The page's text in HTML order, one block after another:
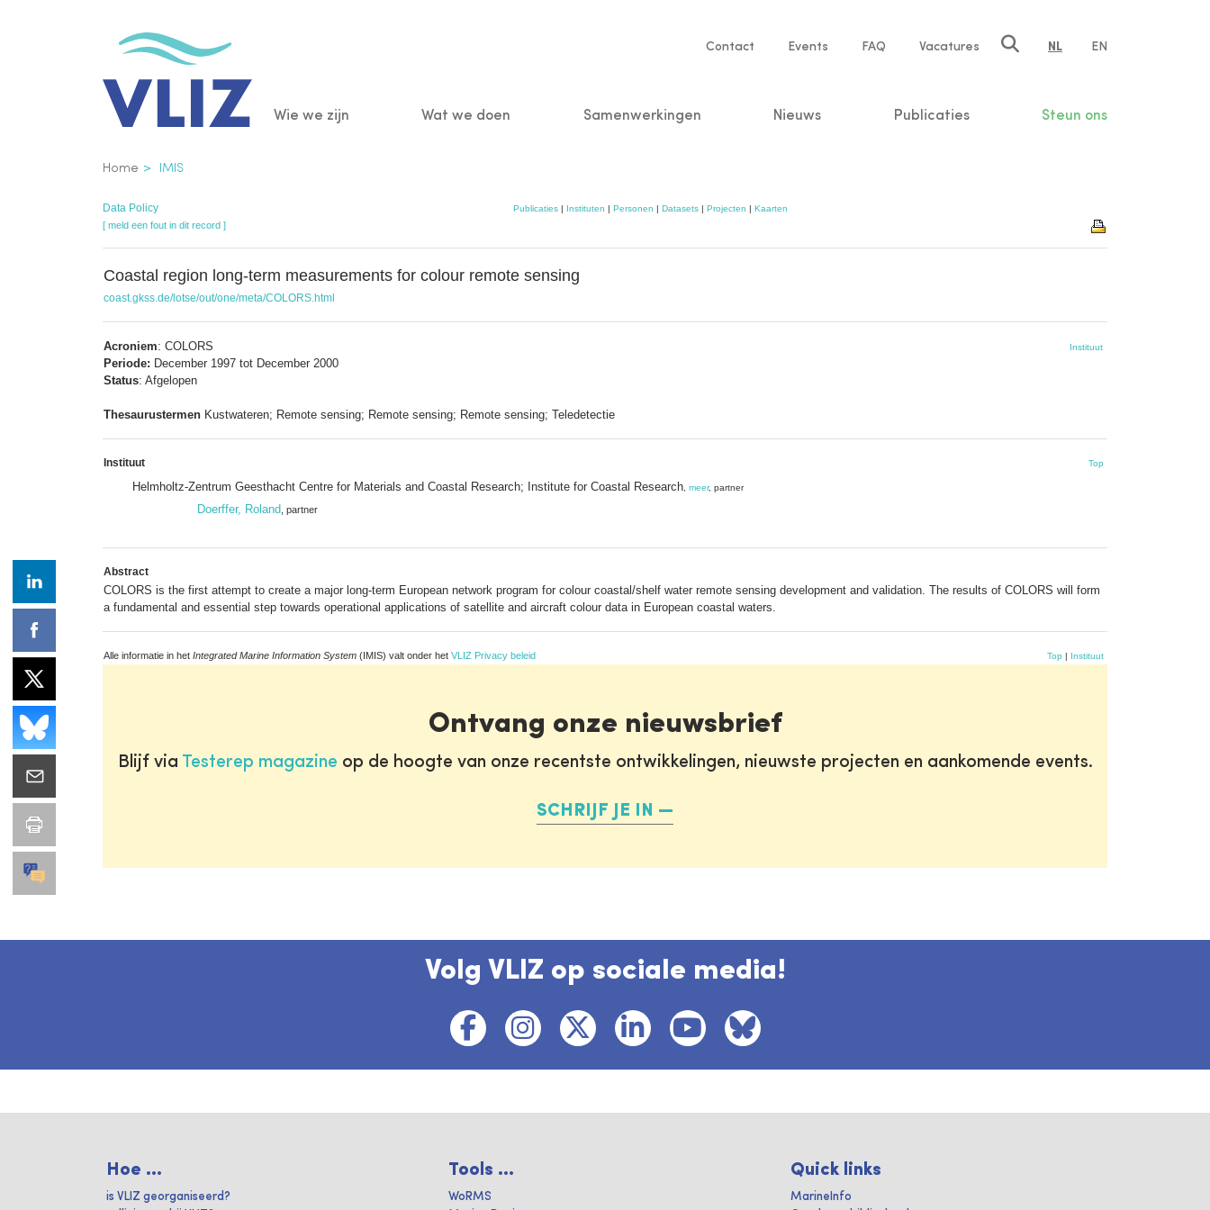
Service
Contact Events FAQ Vacatures NL EN
Main
Wie we zijn Wat we doen Samenwerkingen Nieuws Publicaties Steun ons
Kruimelpad
Home IMIS
Data Policy Publicaties| Instituten | Personen | Datasets| Projecten | Kaarten
[ meld een fout in dit record ]
Coastal region long-term measurements for colour remote sensing
coast.gkss.de/lotse/out/one/meta/COLORS.html
Acroniem: COLORS
Periode: December 1997 tot December 2000
Status: Afgelopen
Thesaurustermen Kustwateren; Remote sensing; Remote sensing; Remote sensing; Teledetectie
Instituut
Instituut Top
Helmholtz-Zentrum Geesthacht Centre for Materials and Coastal Research; Institute for Coastal Research meer, partner
Doerffer, Roland , partner
Abstract
COLORS is the first attempt to create a major long-term European network program for colour coastal/shelf water remote sensing development and validation. The results of COLORS will form
a fundamental and essential step towards operational applications of satellite and aircraft colour data in European coastal waters.
Alle informatie in het Integrated Marine Information System (IMIS) valt onder het VLIZ Privacy beleid Top | Instituut
Ontvang onze nieuwsbrief
Blijf via Testerep magazine op de hoogte van onze recentste ontwikkelingen, nieuwste projecten en aankomende events.
SCHRIJF JE IN
Volg VLIZ op sociale media!
Hoe ...
is VLIZ georganiseerd?
Tools ...
WoRMS
Quick links
MarineInfo